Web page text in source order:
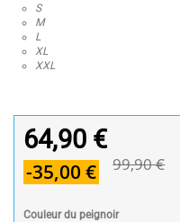
S
M
L
XL
XXL
64,90 €
-35,00 € 99,90 €
Couleur du peignoir